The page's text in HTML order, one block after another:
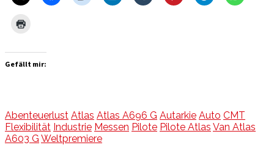
Gefällt mir:
Abenteuerlust Atlas Atlas A696 G Autarkie Auto CMT
Flexibilität Industrie Messen Pilote Pilote Atlas Van Atlas
A603 G Weltpremiere